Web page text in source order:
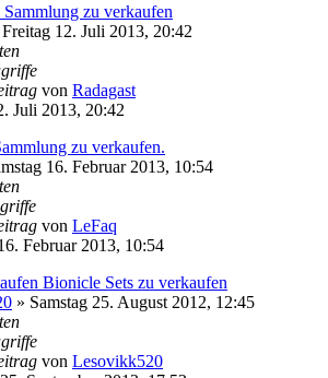
zu verkaufen
Freitag 12. Juli 2013, 20:42
von Radagast
Juli 2013, 20:42
zu verkaufen.
16. Februar 2013, 10:54
von LeFaq
Februar 2013, 10:54
Bionicle Sets zu verkaufen
» Samstag 25. August 2012, 12:45
von Lesovikk520